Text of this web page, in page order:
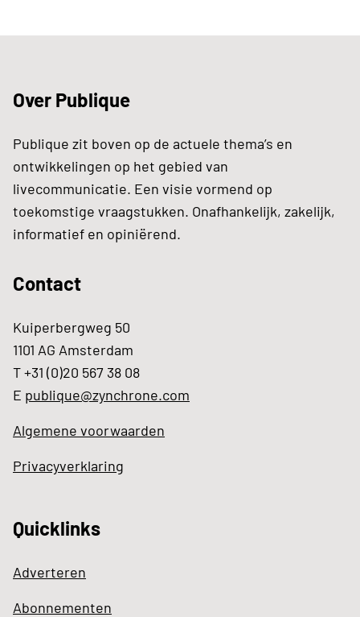
Over Publique
Publique zit boven op de actuele thema’s en
ontwikkelingen op het gebied van
livecommunicatie. Een visie vormend op
toekomstige vraagstukken. Onafhankelijk, zakelijk,
informatief en opiniërend.
Contact
Kuiperbergweg 50
1101 AG Amsterdam
T +31 (0)20 567 38 08
E publique@zynchrone.com
Algemene voorwaarden
Privacyverklaring
Quicklinks
Adverteren
Abonnementen